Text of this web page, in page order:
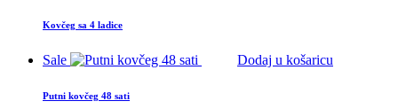
Kovčeg sa 4 ladice
Sale Dodaj u košaricu
Putni kovčeg 48 sati